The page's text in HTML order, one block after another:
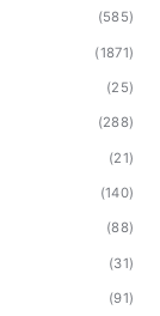
(585)
(1871)
(25)
(288)
(21)
(140)
(88)
(31)
(91)